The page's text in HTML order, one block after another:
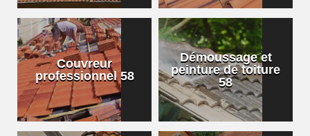
Couvreur
professionnel 58
Démoussage et
peinture de toiture
58